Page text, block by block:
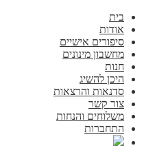
בית
אודות
סיפורים אישיים
מחשבון מינונים
חנות
היכן להשיג
סדנאות והרצאות
צור קשר
משלוחים והנחות
התחברות